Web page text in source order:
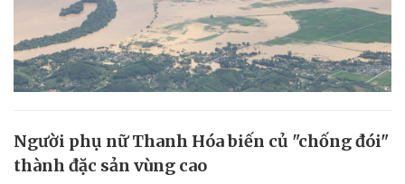
Người phụ nữ Thanh Hóa biến củ "chống đói"
thành đặc sản vùng cao